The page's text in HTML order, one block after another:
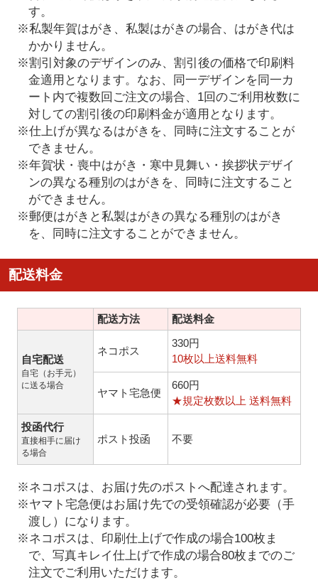
す。
※私製年賀はがき、私製はがきの場合、はがき代は
かかりません。
※割引対象のデザインのみ、割引後の価格で印刷料
金適用となります。なお、同一デザインを同一カ
ート内で複数回ご注文の場合、1回のご利用枚数に
対しての割引後の印刷料金が適用となります。
※仕上げが異なるはがきを、同時に注文することが
できません。
※年賀状・喪中はがき・寒中見舞い・挨拶状デザイ
ンの異なる種別のはがきを、同時に注文すること
ができません。
※郵便はがきと私製はがきの異なる種別のはがき
を、同時に注文することができません。
配送料金
配送方法 配送料金
自宅配送
自宅（お手元）
に送る場合
ネコポス
330円
10枚以上送料無料
ヤマト宅急便
660円
★規定枚数以上 送料無料
投函代行
直接相手に届け
る場合
ポスト投函 不要
※ネコポスは、お届け先のポストへ配達されます。
※ヤマト宅急便はお届け先での受領確認が必要（手
渡し）になります。
※ネコポスは、印刷仕上げで作成の場合100枚ま
で、写真キレイ仕上げで作成の場合80枚までのご
注文でご利用いただけます。